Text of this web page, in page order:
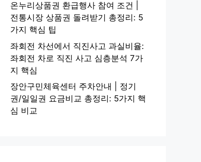
온누리상품권 환급행사 참여 조건 |
전통시장 상품권 돌려받기 총정리: 5
가지 핵심 팁
좌회전 차선에서 직진사고 과실비율:
좌회전 차로 직진 사고 심층분석 7가
지 핵심
장안구민체육센터 주차안내 | 정기
권/일일권 요금비교 총정리: 5가지 핵
심 비교